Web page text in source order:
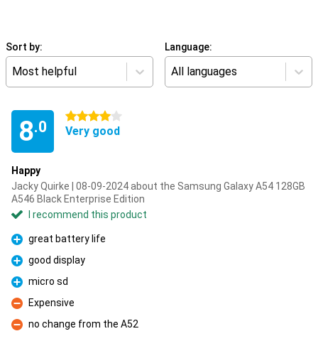
Sort by:
Most helpful
Language:
All languages
8.0
4 stars
Very good
Happy
Jacky Quirke | 08-09-2024 about the Samsung Galaxy A54 128GB
A546 Black Enterprise Edition
I recommend this product
Pro
great battery life
Pro
good display
Pro
micro sd
Con
Expensive
Con
no change from the A52